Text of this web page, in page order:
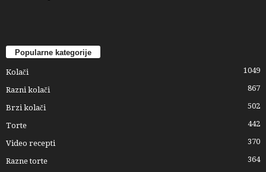
Popularne kategorije
Kolači 1049
Razni kolači 867
Brzi kolači 502
Torte 442
Video recepti 370
Razne torte 364